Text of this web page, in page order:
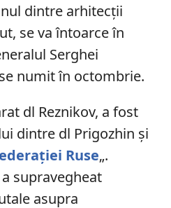
dintre arhitecții
se va întoarce în
Serghei
numit în octombrie.
dl Reznikov, a fost
dintre dl Prigozhin și
Ruse„.
supravegheat
asupra